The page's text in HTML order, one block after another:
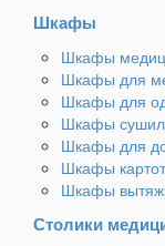
Шкафы
Шкафы
Шкафы для
Шкафы для
Шкафы
Шкафы для
Шкафы
Шкафы
Столики